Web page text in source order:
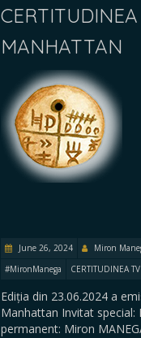
MANHATTAN
June 26, 2024 Miron
#MironManega
CERTITUDINEA TV
Ediția din 23.06.2024 a
Manhattan Invitat special:
permanent: Miron